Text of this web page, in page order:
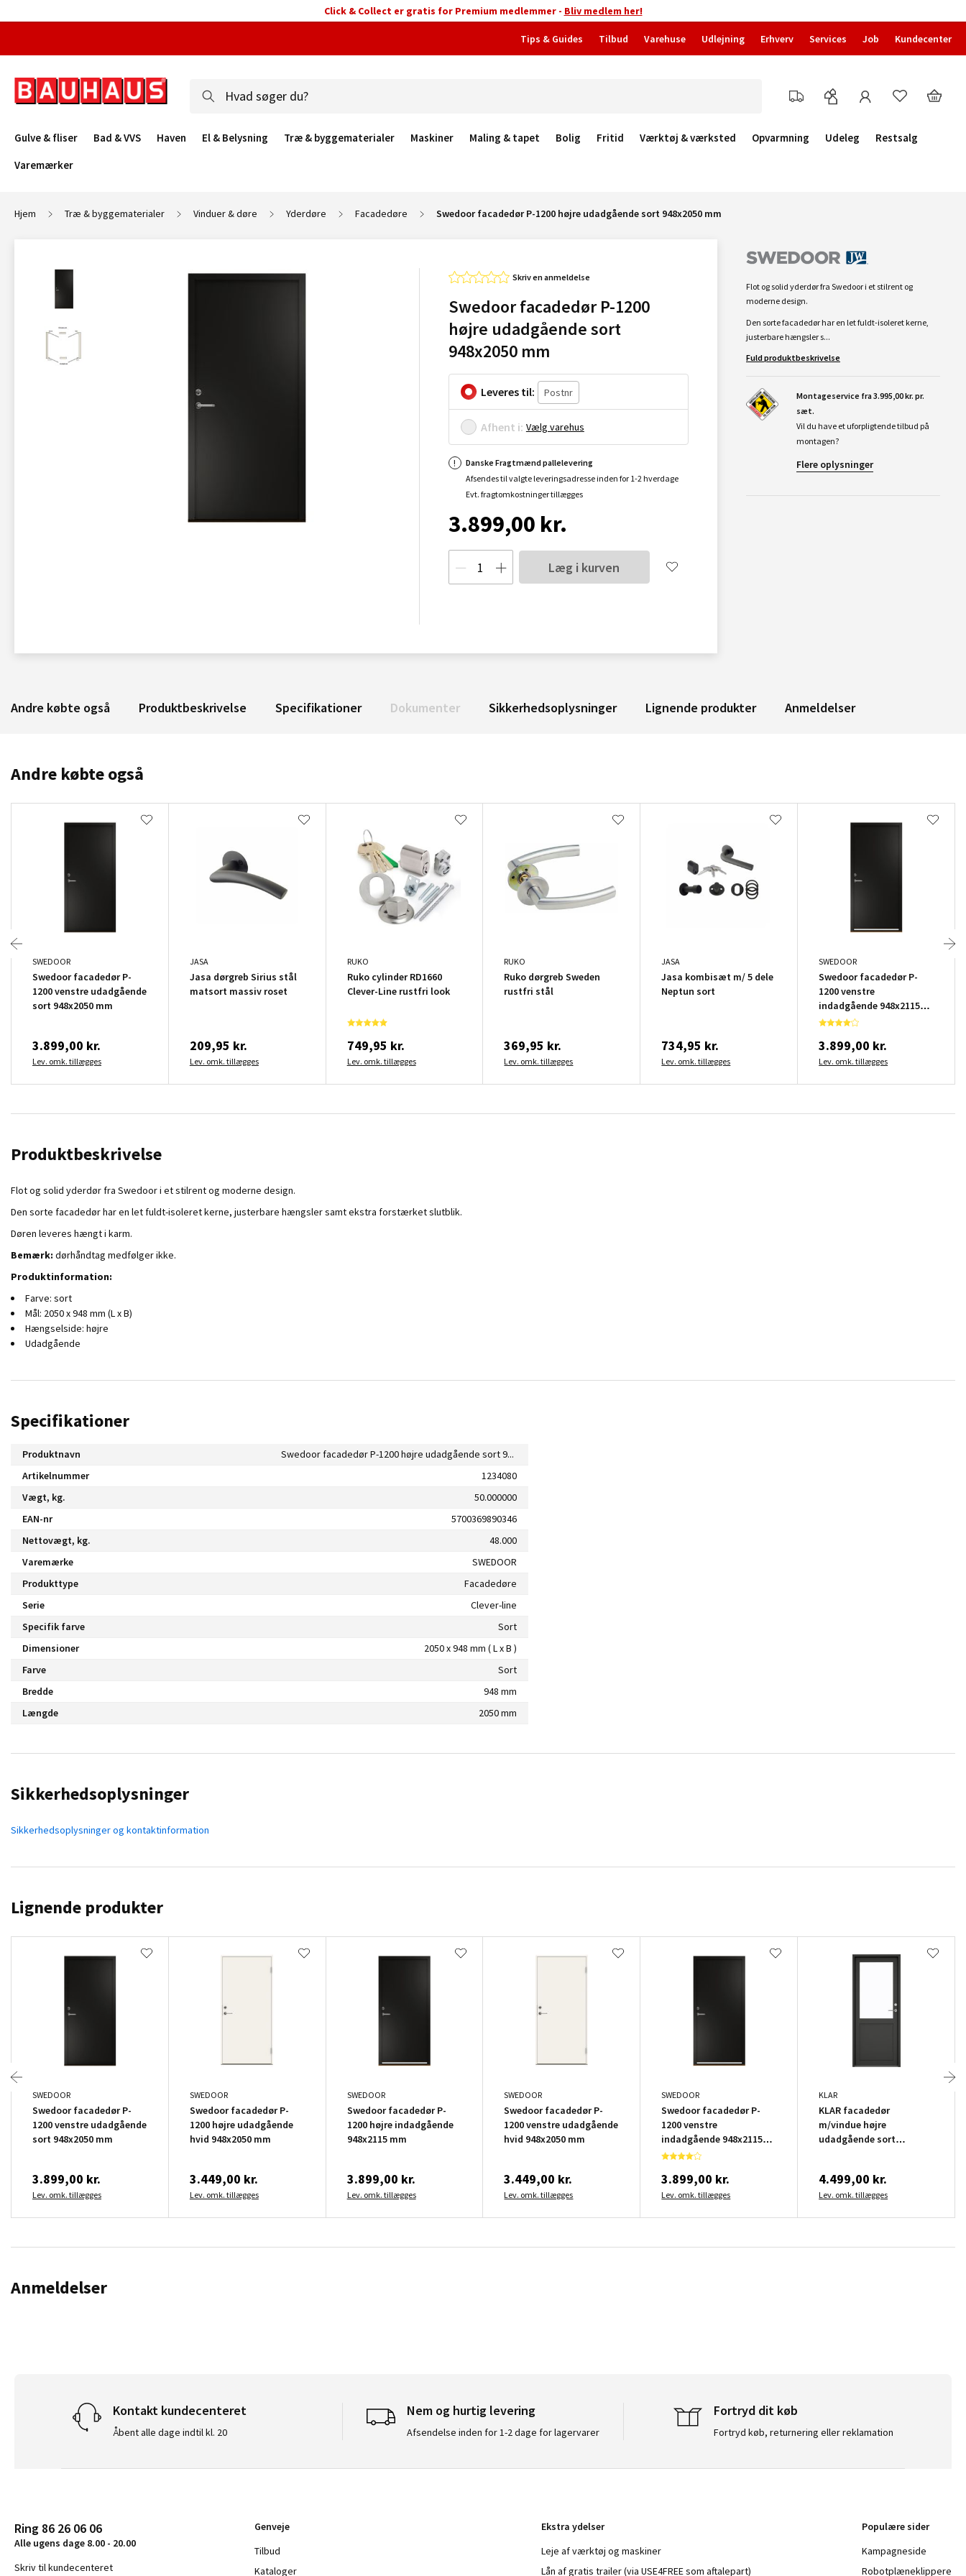
Click & Collect er gratis for Premium medlemmer - Bliv medlem her!
Tips & Guides Tilbud Varehuse Udlejning Erhverv Services Job Kundecenter
Gulve & fliser Bad & VVS Haven El & Belysning Træ & byggematerialer Maskiner Maling & tapet Bolig Fritid Værktøj & værksted Opvarmning Udeleg
Restsalg
Varemærker
Hjem Træ & byggematerialer Vinduer & døre Yderdøre Facadedøre Swedoor facadedør P-1200 højre udadgående sort 948x2050 mm
Skriv en anmeldelse
Swedoor facadedør P-1200
højre udadgående sort
948x2050 mm
Leveres til:
Afhent i: Vælg varehus
Danske Fragtmænd pallelevering
Afsendes til valgte leveringsadresse inden for 1-2 hverdage
Evt. fragtomkostninger tillægges
3.899,00 kr.
Læg i kurven
Flot og solid yderdør fra Swedoor i et stilrent og
moderne design.
Den sorte facadedør har en let fuldt-isoleret kerne,
justerbare hængsler s...
Fuld produktbeskrivelse
Montageservice fra 3.995,00 kr. pr.
sæt.
Vil du have et uforpligtende tilbud på
montagen?
Flere oplysninger
Andre købte også Produktbeskrivelse Specifikationer Dokumenter Sikkerhedsoplysninger Lignende produkter Anmeldelser
Andre købte også
SWEDOOR
Swedoor facadedør P-
1200 venstre udadgående
sort 948x2050 mm
3.899,00 kr.
Lev. omk. tillægges
JASA
Jasa dørgreb Sirius stål
matsort massiv roset
209,95 kr.
Lev. omk. tillægges
RUKO
Ruko cylinder RD1660
Clever-Line rustfri look
749,95 kr.
Lev. omk. tillægges
RUKO
Ruko dørgreb Sweden
rustfri stål
369,95 kr.
Lev. omk. tillægges
JASA
Jasa kombisæt m/ 5 dele
Neptun sort
734,95 kr.
Lev. omk. tillægges
SWEDOOR
Swedoor facadedør P-
1200 venstre
indadgående 948x2115
mm
3.899,00 kr.
Lev. omk. tillægges
Produktbeskrivelse
Flot og solid yderdør fra Swedoor i et stilrent og moderne design.
Den sorte facadedør har en let fuldt-isoleret kerne, justerbare hængsler samt ekstra forstærket slutblik.
Døren leveres hængt i karm.
Bemærk: dørhåndtag medfølger ikke.
Produktinformation:
Farve: sort
Mål: 2050 x 948 mm (L x B)
Hængselside: højre
Udadgående
Specifikationer
Produktnavn
Swedoor facadedør P-1200 højre udadgående sort 948x2050 mm
Artikelnummer
1234080
Vægt, kg.
50.000000
EAN-nr
5700369890346
Nettovægt, kg.
48.000
Varemærke
SWEDOOR
Produkttype
Facadedøre
Serie
Clever-line
Specifik farve
Sort
Dimensioner
2050 x 948 mm ( L x B )
Farve
Sort
Bredde
948 mm
Længde
2050 mm
Sikkerhedsoplysninger
Sikkerhedsoplysninger og kontaktinformation
Lignende produkter
SWEDOOR
Swedoor facadedør P-
1200 venstre udadgående
sort 948x2050 mm
3.899,00 kr.
Lev. omk. tillægges
SWEDOOR
Swedoor facadedør P-
1200 højre udadgående
hvid 948x2050 mm
3.449,00 kr.
Lev. omk. tillægges
SWEDOOR
Swedoor facadedør P-
1200 højre indadgående
948x2115 mm
3.899,00 kr.
Lev. omk. tillægges
SWEDOOR
Swedoor facadedør P-
1200 venstre udadgående
hvid 948x2050 mm
3.449,00 kr.
Lev. omk. tillægges
SWEDOOR
Swedoor facadedør P-
1200 venstre
indadgående 948x2115
mm
3.899,00 kr.
Lev. omk. tillægges
KLAR
KLAR facadedør
m/vindue højre
udadgående sort
4.499,00 kr.
Lev. omk. tillægges
Anmeldelser
Kontakt kundecenteret
Åbent alle dage indtil kl. 20
Nem og hurtig levering
Afsendelse inden for 1-2 dage for lagervarer
Fortryd dit køb
Fortryd køb, returnering eller reklamation
Ring 86 26 06 06
Alle ugens dage 8.00 - 20.00
Skriv til kundecenteret
Genveje
Tilbud
Kataloger
Ekstra ydelser
Leje af værktøj og maskiner
Lån af gratis trailer (via USE4FREE som aftalepart)
Populære sider
Kampagneside
Robotplæneklippere